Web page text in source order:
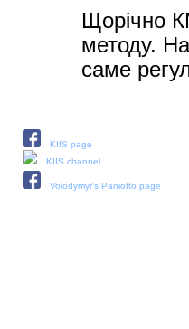
Щорічно
методу.
саме
KIIS page
KIIS channel
Volodymyr's Paniotto page